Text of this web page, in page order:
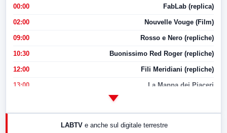
00:00 FabLab (replica)
02:00 Nouvelle Vouge (Film)
09:00 Rosso e Nero (repliche)
10:30 Buonissimo Red Roger (repliche)
12:00 Fili Meridiani (repliche)
13:00 La Mappa dei Piaceri
LABTV e anche sul digitale terrestre